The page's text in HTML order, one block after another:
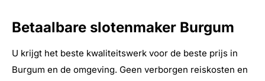
Betaalbare slotenmaker Burgum
U krijgt het beste kwaliteitswerk voor de beste prijs in
Burgum en de omgeving. Geen verborgen reiskosten en